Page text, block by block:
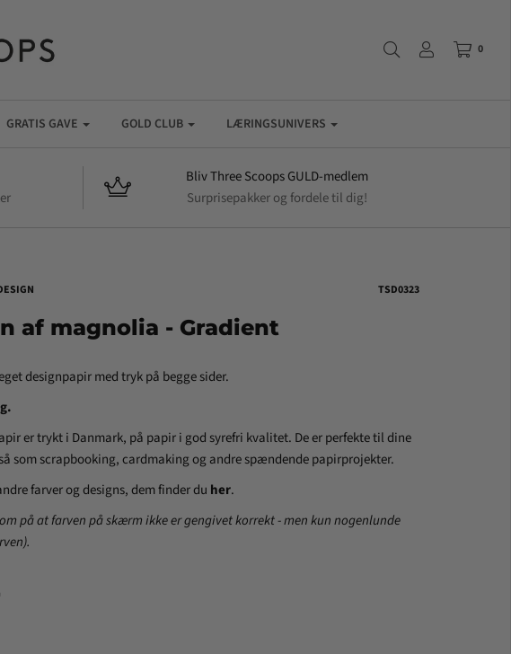
0
GRATIS GAVE GOLD CLUB LÆRINGSUNIVERS
Bliv Three Scoops GULD-medlem
Surprisepakker og fordele til dig!
TSD0323
af magnolia - Gradient
designpapir med tryk på begge sider.
er trykt i Danmark, på papir i god syrefri kvalitet. De er perfekte til dine
som scrapbooking, cardmaking og andre spændende papirprojekter.
farver og designs, dem finder du her.
på at farven på skærm ikke er gengivet korrekt - men kun nogenlunde